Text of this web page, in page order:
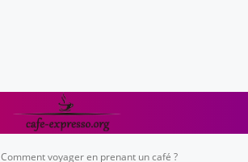
Comment voyager en prenant un café ?